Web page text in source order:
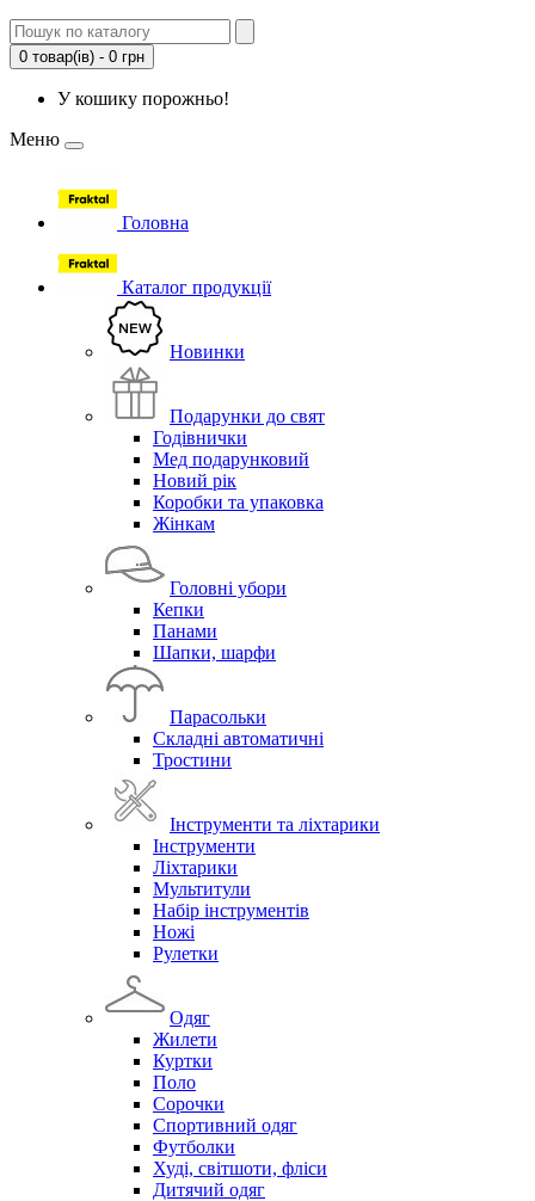
0 товар(ів) - 0 грн
У кошику порожньо!
Меню
Головна
Каталог продукції
Новинки
Подарунки до свят
Годівнички
Мед подарунковий
Новий рік
Коробки та упаковка
Жінкам
Головні убори
Кепки
Панами
Шапки, шарфи
Парасольки
Складні автоматичні
Тростини
Інструменти та ліхтарики
Інструменти
Ліхтарики
Мультитули
Набір інструментів
Ножі
Рулетки
Одяг
Жилети
Куртки
Поло
Сорочки
Спортивний одяг
Футболки
Худі, світшоти, фліси
Дитячий одяг